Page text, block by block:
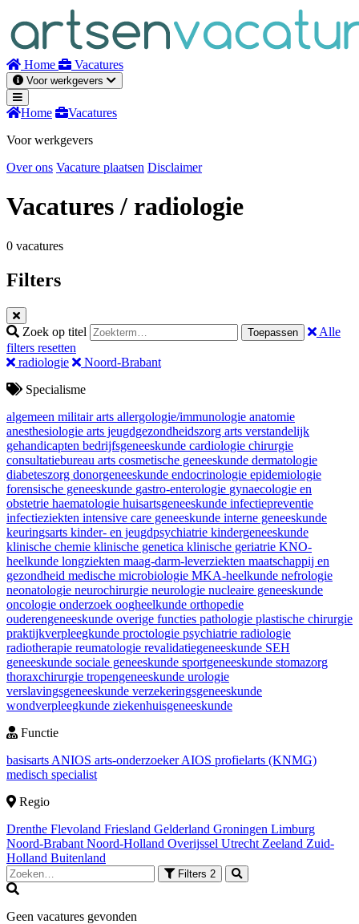
inhoud
Home Vacatures
Voor werkgevers
Home
Vacatures
Voor werkgevers
Over ons Vacature plaatsen Disclaimer
Vacatures/ radiologie
0 vacatures
Filters
Zoek op titel Toepassen
Alle
filters resetten
radiologie
Noord-Brabant
Specialisme
algemeen militair arts allergologie/immunologie anatomie
anesthesiologie arts jeugdgezondheidszorg arts verstandelijk
gehandicapten bedrijfsgeneeskunde cardiologie chirurgie
consultatiebureau arts cosmetische geneeskunde dermatologie
diabeteszorg donorgeneeskunde endocrinologie epidemiologie
forensische geneeskunde gastro-enterologie gynaecologie en
obstetrie haematologie huisartsgeneeskunde infectiepreventie
infectieziekten intensive care geneeskunde interne geneeskunde
keuringsarts kinder- en jeugdpsychiatrie kindergeneeskunde
klinische chemie klinische genetica klinische geriatrie KNO-
heelkunde longziekten maag-darm-leverziekten maatschappij en
gezondheid medische microbiologie MKA-heelkunde nefrologie
neonatologie neurochirurgie neurologie nucleaire geneeskunde
oncologie onderzoek oogheelkunde orthopedie
ouderengeneeskunde overige functies pathologie plastische chirurgie
praktijkverpleegkunde proctologie psychiatrie radiologie
radiotherapie reumatologie revalidatiegeneeskunde SEH
geneeskunde sociale geneeskunde sportgeneeskunde stomazorg
thoraxchirurgie tropengeneeskunde urologie
verslavingsgeneeskunde verzekeringsgeneeskunde
wondverpleegkunde ziekenhuisgeneeskunde
Functie
basisarts ANIOS arts-onderzoekerAIOS profielarts (KNMG)
medisch specialist
Regio
Drenthe Flevoland Friesland Gelderland Groningen Limburg
Noord-Brabant Noord-Holland Overijssel Utrecht Zeeland Zuid-
Holland Buitenland
Filters 2
Geen vacatures gevonden